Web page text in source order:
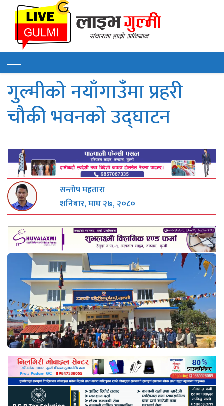
गुल्मीको नयाँगाउँमा प्रहरी
चौकी भवनको उद्घाटन
सन्तोष महतारा
शनिबार, माघ २७, २०८०